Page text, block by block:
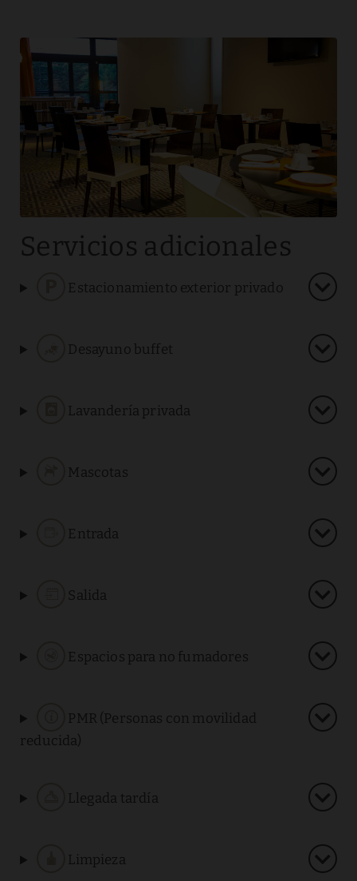
Servicios adicionales
Estacionamiento exterior privado
Desayuno buffet
Lavandería privada
Mascotas
Entrada
Salida
Espacios para no fumadores
PMR (Personas con movilidad
reducida)
Llegada tardía
Limpieza